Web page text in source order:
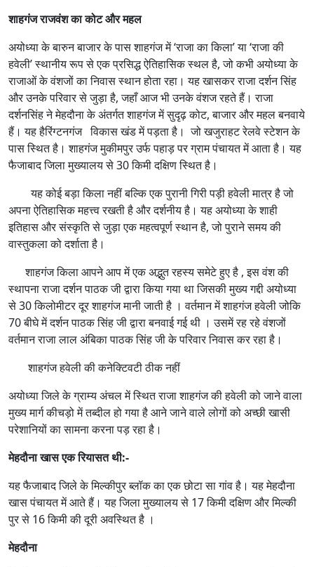
शाहगंज राजवंश का कोट और महल
अयोध्या के बारुन बाजार के पास शाहगंज में ‘राजा का किला’ या ‘राजा की
हवेली’ स्थानीय रूप से एक प्रसिद्ध ऐतिहासिक स्थल है, जो कभी अयोध्या के
राजाओं के वंशजों का निवास स्थान होता रहा। यह खासकर राजा दर्शन सिंह
और उनके परिवार से जुड़ा है, जहाँ आज भी उनके वंशज रहते हैं। राजा
दर्शनसिंह ने मेहदौना के अंतर्गत शाहगंज में सुदृढ़ कोट, बाजार और महल बनवाये
हैं। यह हैरिंग्टनगंज विकास खंड में पड़ता है। जो खजुराहट रेलवे स्टेशन के
पास स्थित है। शाहगंज मुकीमपुर उर्फ पहाड़ पर ग्राम पंचायत में आता है। यह
फैजाबाद जिला मुख्यालय से 30 किमी दक्षिण स्थित है।
यह कोई बड़ा किला नहीं बल्कि एक पुरानी गिरी पड़ी हवेली मात्र है जो
अपना ऐतिहासिक महत्त्व रखती है और दर्शनीय है। यह अयोध्या के शाही
इतिहास और संस्कृति से जुड़ा एक महत्वपूर्ण स्थान है, जो पुराने समय की
वास्तुकला को दर्शाता है।
शाहगंज किला आपने आप में एक अद्भुत रहस्य समेटे हुए है , इस वंश की
स्थापना राजा दर्शन पाठक जी द्वारा किया गया था जिसकी मुख्य गद्दी अयोध्या
से 30 किलोमीटर दूर शाहगंज मानी जाती है । वर्तमान में शाहगंज हवेली जोकि
70 बीघे में दर्शन पाठक सिंह जी द्वारा बनवाई गई थी । उसमें रह रहे वंशजों
वर्तमान राजा लाल अंबिका पाठक सिंह जी के परिवार निवास कर रहा है।
शाहगंज हवेली की कनेक्टिवटी ठीक नहीं
अयोध्या जिले के ग्राम्य अंचल में स्थित राजा शाहगंज की हवेली को जाने वाला
मुख्य मार्ग कीचड़ो में तब्दील हो गया है आने जाने वाले लोगों को अच्छी खासी
परेशानियों का सामना करना पड़ रहा है।
मेहदौना खासएक रियासत थी:-
यह फैजाबाद जिले के मिल्कीपुर ब्लॉक का एक छोटा सा गांव है। यह मेहदौना
खास पंचायत में आते हैं। यह जिला मुख्यालय से 17 किमी दक्षिण और मिल्की
पुर से 16 किमी की दूरी अवस्थित है ।
मेहदौना